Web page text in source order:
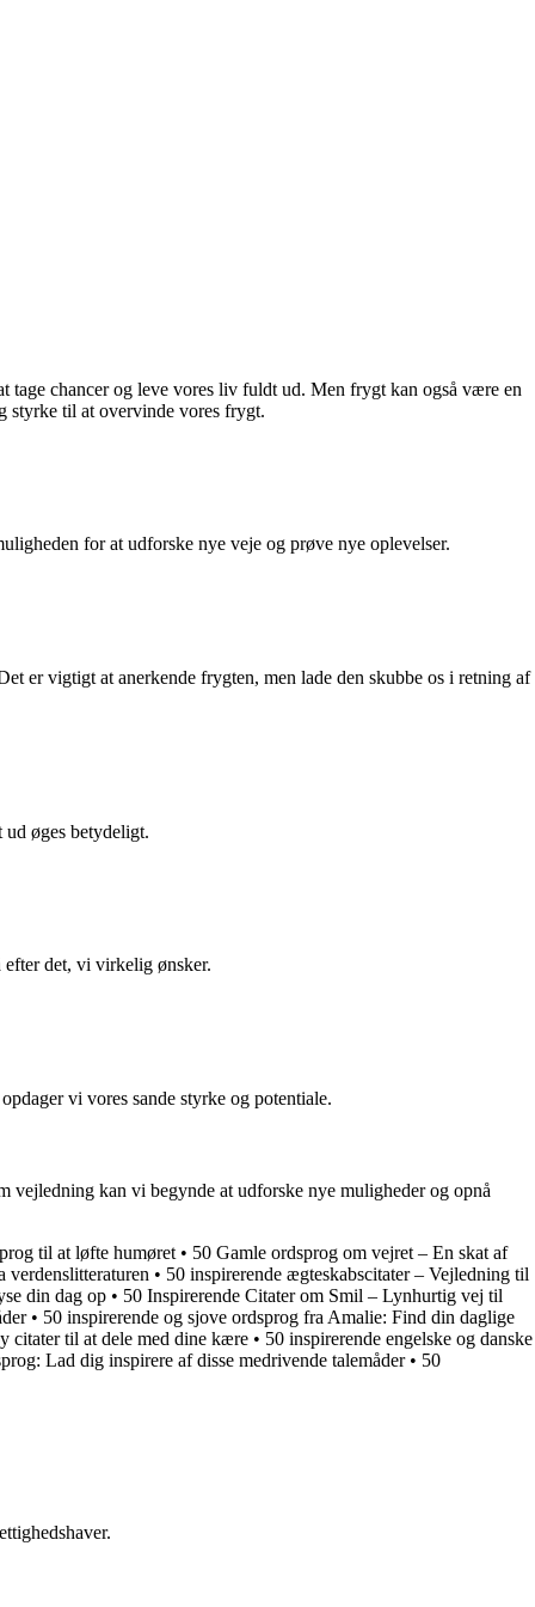
tage chancer og leve vores liv fuldt ud. Men frygt kan også være en
styrke til at overvinde vores frygt.
for at udforske nye veje og prøve nye oplevelser.
er vigtigt at anerkende frygten, men lade den skubbe os i retning af
øges betydeligt.
det, vi virkelig ønsker.
vi vores sande styrke og potentiale.
vejledning kan vi begynde at udforske nye muligheder og opnå
til at løfte humøret • 50 Gamle ordsprog om vejret – En skat af
verdenslitteraturen • 50 inspirerende ægteskabscitater – Vejledning til
din dag op • 50 Inspirerende Citater om Smil – Lynhurtig vej til
• 50 inspirerende og sjove ordsprog fra Amalie: Find din daglige
citater til at dele med dine kære • 50 inspirerende engelske og danske
Lad dig inspirere af disse medrivende talemåder• 50